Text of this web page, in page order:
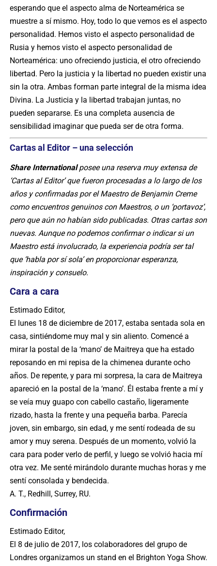
esperando que el aspecto alma de Norteamérica se
muestre a sí mismo. Hoy, todo lo que vemos es el aspecto
personalidad. Hemos visto el aspecto personalidad de
Rusia y hemos visto el aspecto personalidad de
Norteamérica: uno ofreciendo justicia, el otro ofreciendo
libertad. Pero la justicia y la libertad no pueden existir una
sin la otra. Ambas forman parte integral de la misma idea
Divina. La Justicia y la libertad trabajan juntas, no
pueden separarse. Es una completa ausencia de
sensibilidad imaginar que pueda ser de otra forma.
Cartas al Editor – una selección
Share Internationalposee una reserva muy extensa de
‘Cartas al Editor’ que fueron procesadas a lo largo de los
años y confirmadas por el Maestro de Benjamin Creme
como encuentros genuinos con Maestros, o un ‘portavoz’,
pero que aún no habían sido publicadas. Otras cartas son
nuevas. Aunque no podemos confirmar o indicar si un
Maestro está involucrado, la experiencia podría ser tal
que ‘habla por sí sola’ en proporcionar esperanza,
inspiración y consuelo.
Cara a cara
Estimado Editor,
El lunes 18 de diciembre de 2017, estaba sentada sola en
casa, sintiéndome muy mal y sin aliento. Comencé a
mirar la postal de la ‘mano’ de Maitreya que ha estado
reposando en mi repisa de la chimenea durante ocho
años. De repente, y para mi sorpresa, la cara de Maitreya
apareció en la postal de la ‘mano’. Él estaba frente a mí y
se veía muy guapo con cabello castaño, ligeramente
rizado, hasta la frente y una pequeña barba. Parecía
joven, sin embargo, sin edad, y me sentí rodeada de su
amor y muy serena. Después de un momento, volvió la
cara para poder verlo de perfil, y luego se volvió hacia mí
otra vez. Me senté mirándolo durante muchas horas y me
sentí consolada y bendecida.
A. T., Redhill, Surrey, RU.
Confirmación
Estimado Editor,
El 8 de julio de 2017, los colaboradores del grupo de
Londres organizamos un stand en el Brighton Yoga Show.